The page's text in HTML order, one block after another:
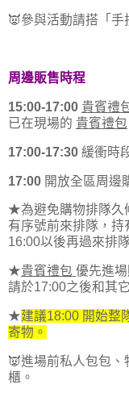
👿參與活動請搭「手
周邊販售時程
15:00-17:00 貴賓禮
已在現場的 貴賓禮包
17:00-17:30 緩衝時
17:00 開放全區周邊
★為避免購物排隊久
有序號前來排隊，持
16:00以後再過來排
★貴賓禮包 優先進
請於17:00之後和其
★建議18:00 開始整
寄物。
👿進場前私人包包
櫃。